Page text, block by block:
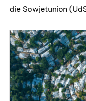
die Sowjetunion